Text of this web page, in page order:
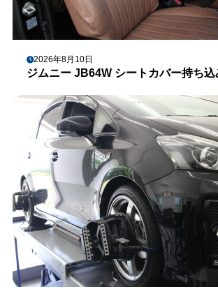
2026年8月10日
ジムニー JB64W シートカバー持ち